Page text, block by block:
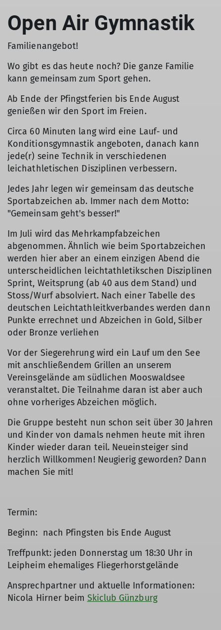
Open Air Gymnastik
Familienangebot!
Wo gibt es das heute noch? Die ganze Familie
kann gemeinsam zum Sport gehen.
Ab Ende der Pfingstferien bis Ende August
genießen wir den Sport im Freien.
Circa 60 Minuten lang wird eine Lauf- und
Konditionsgymnastik angeboten, danach kann
jede(r) seine Technik in verschiedenen
leichathletischen Disziplinen verbessern.
Jedes Jahr legen wir gemeinsam das deutsche
Sportabzeichen ab. Immer nach dem Motto:
"Gemeinsam geht's besser!"
Im Juli wird das Mehrkampfabzeichen
abgenommen. Ähnlich wie beim Sportabzeichen
werden hier aber an einem einzigen Abend die
unterscheidlichen leichtathletikschen Disziplinen
Sprint, Weitsprung (ab 40 aus dem Stand) und
Stoss/Wurf absolviert. Nach einer Tabelle des
deutschen Leichtathleitkverbandes werden dann
Punkte errechnet und Abzeichen in Gold, Silber
oder Bronze verliehen
Vor der Siegerehrung wird ein Lauf um den See
mit anschließendem Grillen an unserem
Vereinsgelände am südlichen Mooswaldsee
veranstaltet. Die Teilnahme daran ist aber auch
ohne vorheriges Abzeichen möglich.
Die Gruppe besteht nun schon seit über 30 Jahren
und Kinder von damals nehmen heute mit ihren
Kinder wieder daran teil. Neueinsteiger sind
herzlich Willkommen! Neugierig geworden? Dann
machen Sie mit!
Termin:
Beginn: nach Pfingsten bis Ende August
Treffpunkt: jeden Donnerstag um 18:30 Uhr in
Leipheim ehemaliges Fliegerhorstgelände
Ansprechpartner und aktuelle Informationen:
Nicola Hirner beim Skiclub Günzburg